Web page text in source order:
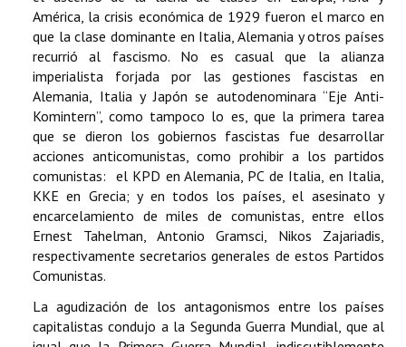
América, la crisis económica de 1929 fueron el marco en
que la clase dominante en Italia, Alemania y otros países
recurrió al fascismo. No es casual que la alianza
imperialista forjada por las gestiones fascistas en
Alemania, Italia y Japón se autodenominara “Eje Anti-
Komintern”, como tampoco lo es, que la primera tarea
que se dieron los gobiernos fascistas fue desarrollar
acciones anticomunistas, como prohibir a los partidos
comunistas: el KPD en Alemania, PC de Italia, en Italia,
KKE en Grecia; y en todos los países, el asesinato y
encarcelamiento de miles de comunistas, entre ellos
Ernest Tahelman, Antonio Gramsci, Nikos Zajariadis,
respectivamente secretarios generales de estos Partidos
Comunistas.
La agudización de los antagonismos entre los países
capitalistas condujo a la Segunda Guerra Mundial, que al